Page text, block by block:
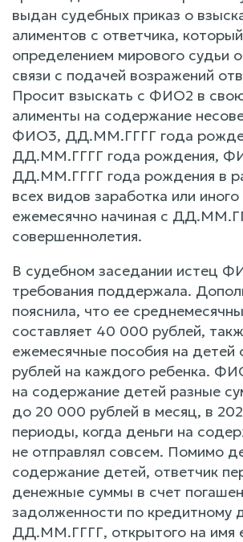
выдан судебных приказ о
алиментов с ответчика, который
определением мирового судьи
связи с подачей возражений
Просит взыскать с ФИО2 в
алименты на содержание
ФИО3, ДД.ММ.ГГГГ года
ДД.ММ.ГГГГ года рождения,
ДД.ММ.ГГГГ года рождения в
всех видов заработка или
ежемесячно начиная с
совершеннолетия.
В судебном заседании истец
требования поддержала.
пояснила, что ее
составляет 40 000 рублей,
ежемесячные пособия на детей
рублей на каждого ребенка.
на содержание детей разные
до 20 000 рублей в месяц, в
периоды, когда деньги на
не отправлял совсем. Помимо
содержание детей, ответчик
денежные суммы в счет
задолженности по кредитному
ДД.ММ.ГГГГ, открытого на